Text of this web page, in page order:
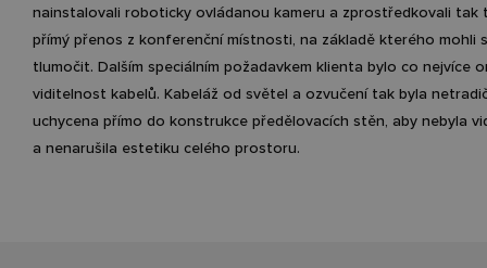
nainstalovali roboticky ovládanou kameru a zprostředkovali tak
přímý přenos z konferenční místnosti, na základě kterého mohli
tlumočit. Dalším speciálním požadavkem klienta bylo co nejvíce
viditelnost kabelů. Kabeláž od světel a ozvučení tak byla
uchycena přímo do konstrukce předělovacích stěn, aby nebyla
a nenarušila estetiku celého prostoru.